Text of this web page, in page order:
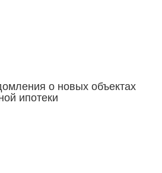
о новых объектах
ипотеки